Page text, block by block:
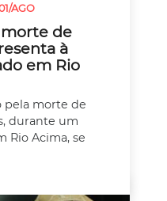
AGO
de
à
em Rio
pela morte de
durante um
Rio Acima, se